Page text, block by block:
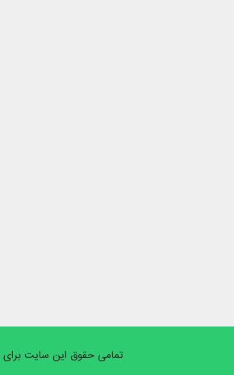
تمامی حقوق این سایت برای